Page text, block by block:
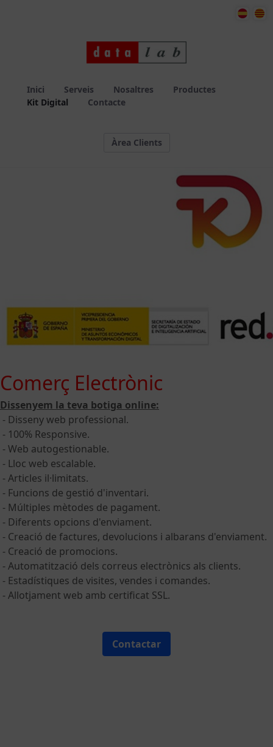
Inici Serveis Nosaltres
Productes
Kit Digital
Contacte
Àrea Clients
Comerç Electrònic
Dissenyem la teva botiga online:
- Disseny web professional.
- 100% Responsive.
- Web autogestionable.
- Lloc web escalable.
- Articles il·limitats.
- Funcions de gestió d'inventari.
- Múltiples mètodes de pagament.
- Diferents opcions d'enviament.
- Creació de factures, devolucions i albarans d'enviament.
- Creació de promocions.
- Automatització dels correus electrònics als clients.
- Estadístiques de visites, vendes i comandes.
- Allotjament web amb certificat SSL.
Contactar